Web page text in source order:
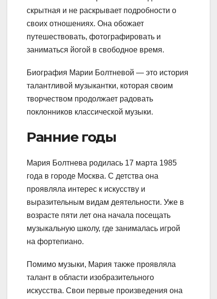
скрытная и не раскрывает подробности о
своих отношениях. Она обожает
путешествовать, фотографировать и
заниматься йогой в свободное время.
Биография Марии Болтневой — это история
талантливой музыкантки, которая своим
творчеством продолжает радовать
поклонников классической музыки.
Ранние годы
Мария Болтнева родилась 17 марта 1985
года в городе Москва. С детства она
проявляла интерес к искусству и
выразительным видам деятельности. Уже в
возрасте пяти лет она начала посещать
музыкальную школу, где занималась игрой
на фортепиано.
Помимо музыки, Мария также проявляла
талант в области изобразительного
искусства. Свои первые произведения она